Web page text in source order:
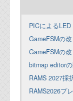
PICによる
GameFSMの
GameFSMの
bitmap editor
RAMS 2027採
RAMS2026プ